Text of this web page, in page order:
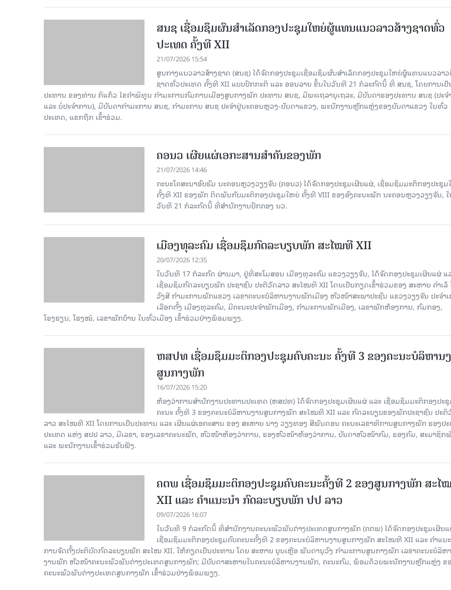
ສນຊ ເຊື່ອມຊຶມຜົນສໍາເລັດກອງປະຊຸມໃຫຍ່ຜູ້ແທນແນວລາວສ້າງຊາດທົ່ວ
ປະເທດ ຄັ້ງທີ XII
21/07/2026 15:54
ສູນກາງແນວລາວສ້າງຊາດ (ສນຊ) ໄດ້ຈັດກອງປະຊຸມເຊື່ອມຊຶມຜົນສໍາເລັດກອງປະຊຸມໃຫຍ່ຜູ້ແທນແນວລາວ
ຊາດທົ່ວປະເທດ ຄັ້ງທີ XII ແບບປົກກະຕິ ແລະ ອອນລາຍ ຂຶ້ນໃນວັນທີ 21 ກໍລະກົດນີ້ ທີ່ ສນຊ, ໂດຍການເປັ
ປະທານ ຂອງທ່ານ ກິແກ້ວ ໄຂຄໍາພິທູນ ກໍາມະການກົມການເມືອງສູນກາງພັກ ປະທານ ສນຊ, ມີພະເຖລານຸເຖລະ, ມີບັນດາຮອງປະທານ ສນຊ (ປະຈ
ແລະ ບໍ່ປະຈຳການ), ມີບັນດາກຳມະການ ສນຊ, ກໍາມະການ ສນຊ ປະຈໍາຢູ່ນະຄອນຫຼວງ-ບັນດາແຂວງ, ພະນັກງານຫຼັກແຫຼ່ງຂອງບັນດາແຂວງ ໃນທົ່ວ
ປະເທດ, ແຂກຖືກ ເຂົ້າຮ່ວມ.
ຄອນວ ເຜີຍແຜ່ເອກະສານສໍາຄັນຂອງພັກ
21/07/2026 14:46
ຄະນະໂຄສະນາອົບຮົມ ນະຄອນຫຼວງວຽງຈັນ (ຄອນວ) ໄດ້ຈັດກອງປະຊຸມເຜີຍແຜ່, ເຊື່ອມຊຶມມະຕິກອງປະຊຸມ
ຄັ້ງທີ XII ຂອງພັກ ຕິດພັນກັບມະຕິກອງປະຊຸມໃຫຍ່ ຄັ້ງທີ VIII ຂອງອົງຄະນະພັກ ນະຄອນຫຼວງວຽງຈັນ, ໃ
ວັນທີ 21 ກໍລະກົດນີ້ ທີ່ສໍານັກງານປົກຄອງ ນວ.
ເມືອງທຸລະຄົມ ເຊື່ອມຊຶມກົດລະບຽບພັກ ສະໄໝທີ XII
20/07/2026 12:35
ໃນວັນທີ 17 ກໍລະກົດ ຜ່ານມາ, ຢູ່ທີ່ສະໂມສອນ ເມືອງທຸລະຄົມ ແຂວງວຽງຈັນ, ໄດ້ຈັດກອງປະຊຸມເຜີຍແຜ່ ແ
ເຊື່ອມຊຶມກົດລະບຽບພັກ ປະຊາຊົນ ປະຕິວັດລາວ ສະໄໝທີ XII ໂດຍເປັນກຽດເຂົ້າຮ່ວມຂອງ ສະຫາຍ ຄຳເລ້
ວົງສີ ກຳມະການພັກແຂວງ ເລຂາຄະນະບໍລິຫານງານພັກເມືອງ ຫົວໜ້າສະພາປະຊົນ ແຂວງວຽງຈັນ ປະຈຳ
ເລືອກຕັ້ງ ເມືອງທຸລະຄົມ, ມີຄະນະປະຈຳພັກເມືອງ, ກຳມະການພັກເມືອງ, ເລຂາພັກຫ້ອງການ, ກົມກອງ,
ໂຮງຮຽນ, ໂຮງໝໍ, ເລຂາພັກບ້ານ ໃນທົ່ວເມືອງ ເຂົ້າຮ່ວມຢ່າງພ້ອມພຽງ.
ຫສປທ ເຊື່ອມຊຶມມະຕິກອງປະຊຸມຄົບຄະນະ ຄັ້ງທີ 3 ຂອງຄະນະບໍລິຫານ
ສູນກາງພັກ
16/07/2026 15:20
ຫ້ອງວ່າການສຳນັກງານປະທານປະເທດ (ຫສປທ) ໄດ້ຈັດກອງປະຊຸມເຜີຍແຜ່ ແລະ ເຊື່ອມຊຶມມະຕິກອງປະ
ຄະນະ ຄັ້ງທີ 3 ຂອງຄະນະບໍລິຫານງານສູນກາງພັກ ສະໄໝທີ XII ແລະ ກົດລະບຽບຂອງພັກປະຊາຊົນ ປະຕິ
ລາວ ສະໄໝທີ XII ໂດຍການເປັນປະທານ ແລະ ເຜີຍແຜ່ເອກະສານ ຂອງ ສະຫາຍ ນາງ ວຽງທອງ ສີພັນດອນ ຄະນະເລຂາທິການສູນກາງພັກ ຮອງປ
ປະເທດ ແຫ່ງ ສປປ ລາວ, ມີເລຂາ, ຮອງເລຂາຄະນະພັກ, ຫົວໜ້າຫ້ອງວ່າການ, ຮອງຫົວໜ້າຫ້ອງວ່າການ, ບັນດາຫົວໜ້າກົມ, ຮອງກົມ, ສະມາຊິກ
ແລະ ພະນັກງານເຂົ້າຮ່ວມຮັບຟັງ.
ຄຕພ ເຊື່ອມຊຶມມະຕິກອງປະຊຸມຄົບຄະນະຄັ້ງທີ 2 ຂອງສູນກາງພັກ ສະໄ
XII ແລະ ຄໍາແນະນໍາ ກົດລະບຽບພັກ ປປ ລາວ
09/07/2026 16:07
ໃນວັນທີ 9 ກໍລະກົດນີ້ ທີ່ສໍານັກງານຄະນະພົວພັນຕ່າງປະເທດສູນກາງພັກ (ຄຕພ) ໄດ້ຈັດກອງປະຊຸມເຜີຍ
ເຊື່ອມຊຶມມະຕິກອງປະຊຸມຄົບຄະນະຄັ້ງທີ 2 ຂອງຄະນະບໍລິຫານງານສູນກາງພັກ ສະໄໝທີ XII ແລະ ຄໍາແນ
ການຈັດຕັ້ງປະຕິບັດກົດລະບຽບພັກ ສະໄໝ XII. ໃຫ້ກຽດເປັນປະທານ ໂດຍ ສະຫາຍ ບຸນເຫຼືອ ພັນດານຸວົງ ກໍາມະການສູນກາງພັກ ເລຂາຄະນະບໍລິຫ
ງານພັກ ຫົວໜ້າຄະນະພົວພັນຕ່າງປະເທດສູນກາງພັກ; ມີບັນດາສະຫາຍໃນຄະນະບໍລິຫານງານພັກ, ຄະນະກົມ, ພ້ອມດ້ວຍພະນັກງານຫຼັກແຫຼ່ງ ຂ
ຄະນະພົວພັນຕ່າງປະເທດສູນກາງພັກ ເຂົ້າຮ່ວມຢ່າງພ້ອມພຽງ.